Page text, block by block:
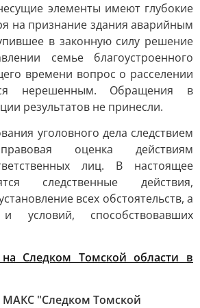
элементы имеют глубокие
на признание здания аварийным
в законную силу решение
семье благоустроенного
времени вопрос о расселении
нерешенным. Обращения в
результатов не принесли.
уголовного дела следствием
оценка действиям
лиц. В настоящее
следственные действия,
всех обстоятельств, а
условий, способствовавших
на Следком Томской области в
МАКС "Следком Томской